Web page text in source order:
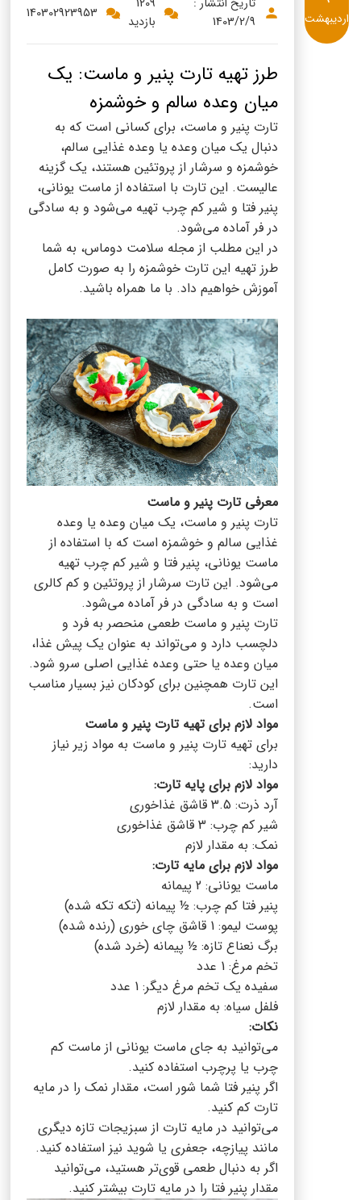
سینما دوماس
دانستنی های سلامت
گالری تصاویر
English
Russian
Arabic
Turkish
1403/2/9
بازدید
140302923953 اردیبهشت
طرز تهیه تارت پنیر و ماست: یک
میان وعده سالم و خوشمزه
تارت پنیر و ماست، برای کسانی است که به
دنبال یک میان وعده یا وعده غذایی سالم،
خوشمزه و سرشار از پروتئین هستند، یک گزینه
عالیست. این تارت با استفاده از ماست یونانی،
پنیر فتا و شیر کم چرب تهیه می‌شود و به سادگی
در فر آماده می‌شود.
در این مطلب از مجله سلامت دوماس، به شما
طرز تهیه این تارت خوشمزه را به صورت کامل
آموزش خواهیم داد. با ما همراه باشید.
معرفی تارت پنیر و ماست
تارت پنیر و ماست، یک میان وعده یا وعده
غذایی سالم و خوشمزه است که با استفاده از
ماست یونانی، پنیر فتا و شیر کم چرب تهیه
می‌شود. این تارت سرشار از پروتئین و کم کالری
است و به سادگی در فر آماده می‌شود.
تارت پنیر و ماست طعمی منحصر به فرد و
دلچسب دارد و می‌تواند به عنوان یک پیش غذا،
میان وعده یا حتی وعده غذایی اصلی سرو شود.
این تارت همچنین برای کودکان نیز بسیار مناسب
است.
مواد لازم برای تهیه تارت پنیر و ماست
برای تهیه تارت پنیر و ماست به مواد زیر نیاز
دارید:
مواد لازم برای پایه تارت:
آرد ذرت: 3.5 قاشق غذاخوری
شیر کم چرب: 3 قاشق غذاخوری
نمک: به مقدار لازم
مواد لازم برای مایه تارت:
ماست یونانی: 2 پیمانه
پنیر فتا کم چرب: ½ پیمانه (تکه تکه شده)
پوست لیمو: 1 قاشق چای خوری (رنده شده)
برگ نعناع تازه: ½ پیمانه (خرد شده)
تخم مرغ: 1 عدد
سفیده یک تخم مرغ دیگر: 1 عدد
فلفل سیاه: به مقدار لازم
نکات:
می‌توانید به جای ماست یونانی از ماست کم
چرب یا پرچرب استفاده کنید.
اگر پنیر فتا شما شور است، مقدار نمک را در مایه
تارت کم کنید.
می‌توانید در مایه تارت از سبزیجات تازه دیگری
مانند پیازچه، جعفری یا شوید نیز استفاده کنید.
اگر به دنبال طعمی قوی‌تر هستید، می‌توانید
مقدار پنیر فتا را در مایه تارت بیشتر کنید.